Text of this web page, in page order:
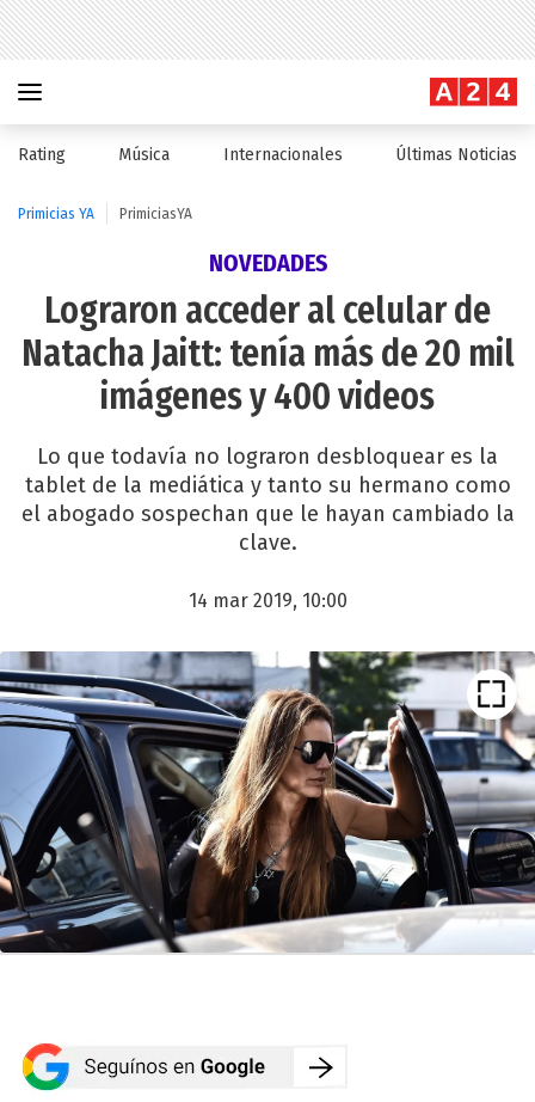
Rating Música Internacionales Últimas Noticias
Primicias YA PrimiciasYA
NOVEDADES
Lograron acceder al celular de
Natacha Jaitt: tenía más de 20 mil
imágenes y 400 videos
Lo que todavía no lograron desbloquear es la
tablet de la mediática y tanto su hermano como
el abogado sospechan que le hayan cambiado la
clave.
14 mar 2019, 10:00